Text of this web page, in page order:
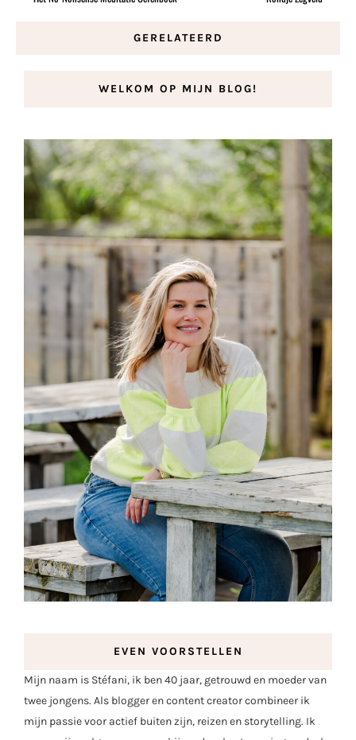
GERELATEERD
WELKOM OP MIJN BLOG!
EVEN VOORSTELLEN
Mijn naam is Stéfani, ik ben 40 jaar, getrouwd en moeder van
twee jongens. Als blogger en content creator combineer ik
mijn passie voor actief buiten zijn, reizen en storytelling. Ik